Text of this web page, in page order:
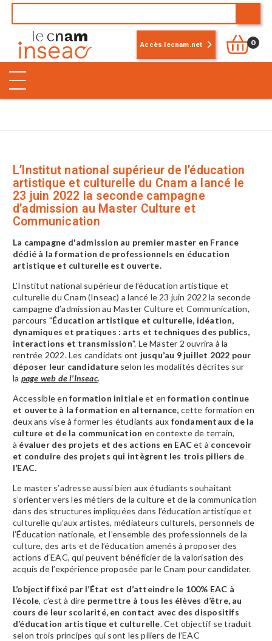
Accès lecnam.net 0
L’Institut national supérieur de l’éducation
artistique et culturelle du Cnam a lancé le
23 juin 2022 la seconde campagne
d’admission au Master Culture et
Communication
La campagne d'admission au premier master en France
dédié à la formation de professionnels en éducation
artistique et culturelle est ouverte.
L’Institut national supérieur de l’éducation artistique et
culturelle du Cnam (Inseac) a lancé le 23 juin 2022 la seconde
campagne d’admission au Master Culture et Communication,
parcours "Éducation artistique et culturelle, idéation,
dynamiques et pratiques : arts et techniques des publics,
interactions et transmission". Le Master 2 ouvrira à la
rentrée 2022. Les candidats ont jusqu’au 9 juillet 2022 pour
déposer leur candidature selon les modalités décrites sur
la page web de l’Inseac.
Accessible en formation initialeet enformation continue
et ouverte à la formation en alternance, cette formation en
deux ans vise à former les étudiants aux fondamentaux de la
culture et de la communication en contexte de terrain,
à évaluer des projets et des actions en EACet à concevoir
et conduire des projets qui intègrent les trois piliers de
l’EAC.
Le master s’adresse aussi bien aux étudiants souhaitant
s’orienter vers les métiers de la culture et de la communication
dans des structures impliquées dans l’éducation artistique et
culturelle qu’aux artistes, médiateurs culturels, personnels de
l’Éducation nationale, et l’ensemble des professionnels de la
culture, des arts et de l’éducation amenés à proposer des
actions d‘EAC, qui peuvent bénéficier de la valorisation des
acquis de l’expérience proposée par le Cnam pour candidater.
L’objectif fixé par l’État est d’atteindre le 100% EAC à
l’école, c’est à dire permettre à tous les élèves d’être, au
cours de leur scolarité, en contact avec des dispositifs
d’éducation artistique et culturelle. Cet objectif se traduit
selon trois principes qui sont les piliers de l’EAC